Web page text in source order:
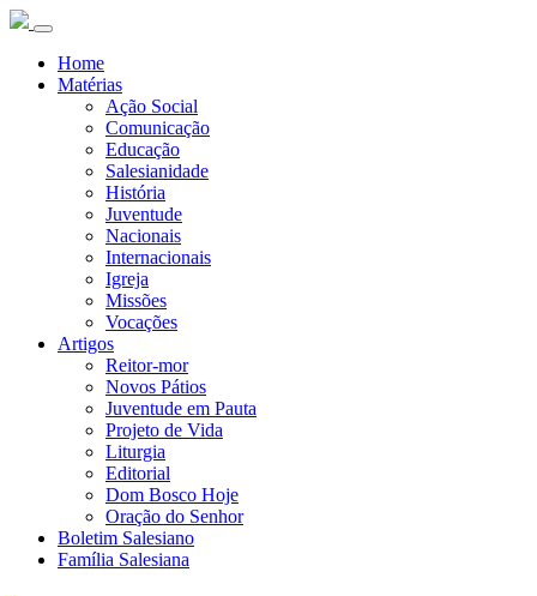
Home
Matérias
Ação Social
Comunicação
Educação
Salesianidade
História
Juventude
Nacionais
Internacionais
Igreja
Missões
Vocações
Artigos
Reitor-mor
Novos Pátios
Juventude em Pauta
Projeto de Vida
Liturgia
Editorial
Dom Bosco Hoje
Oração do Senhor
Boletim Salesiano
Família Salesiana